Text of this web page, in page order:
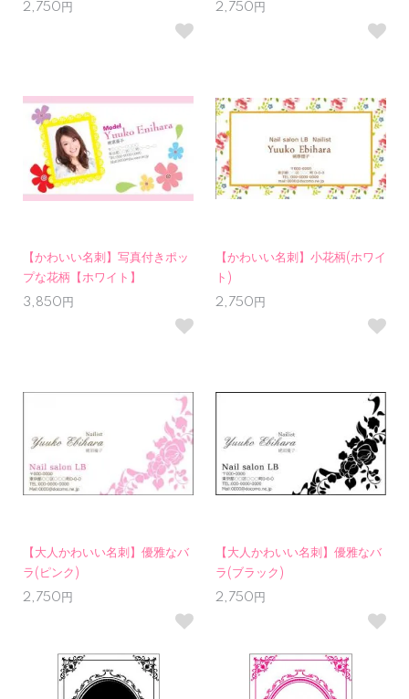
2,750円
2,750円
【かわいい名刺】写真付きポッ
プな花柄【ホワイト】
3,850円
【かわいい名刺】小花柄(ホワイ
ト)
2,750円
【大人かわいい名刺】優雅なバ
ラ(ピンク)
2,750円
【大人かわいい名刺】優雅なバ
ラ(ブラック)
2,750円